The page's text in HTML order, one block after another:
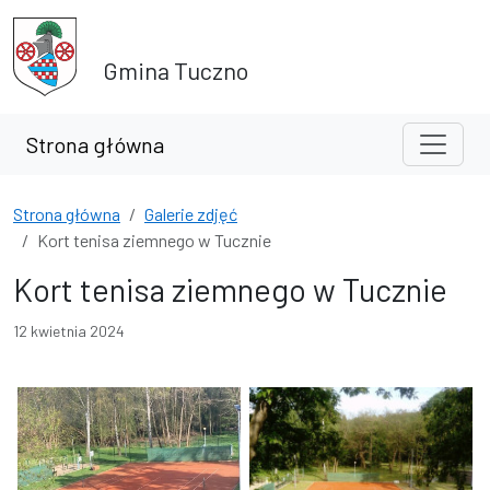
Przejdź do treści
Przejdź do wyszukiwarki
Gmina Tuczno
Strona główna
Strona główna
Galerie zdjęć
Kort tenisa ziemnego w Tucznie
Kort tenisa ziemnego w Tucznie
12 kwietnia 2024